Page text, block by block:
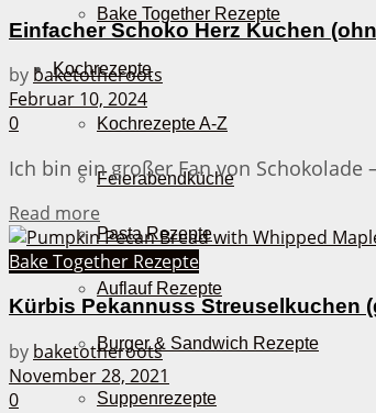
Bake Together Rezepte
Kochrezepte
Kochrezepte A-Z
Feierabendküche
Pasta Rezepte
Auflauf Rezepte
Burger & Sandwich Rezepte
Suppenrezepte
Einfacher Schoko Herz Kuchen
by baketotheroots
Februar 10, 2024
0
Ich bin ein großer Fan von
Read more
Bake Together Rezepte
Kürbis Pekannuss Streuselkuchen
by baketotheroots
November 28, 2021
0